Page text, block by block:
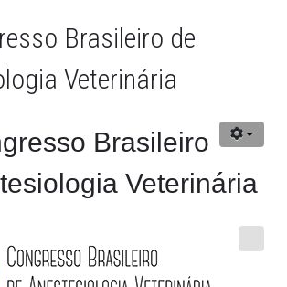
Brasileiro de
Veterinária
Brasileiro
Veterinária